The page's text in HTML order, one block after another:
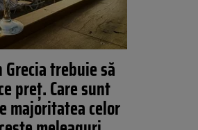
trebuie să
preț. Care sunt
majoritatea celor